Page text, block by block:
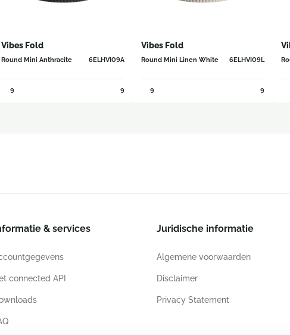
Vibes Fold
Round Mini Anthracite 6ELHVI09A
9 9
Vibes Fold
Round Mini Linen White 6ELHVI09L
9 9
& services
connected API
Juridische informatie
Algemene voorwaarden
Disclaimer
Privacy Statement